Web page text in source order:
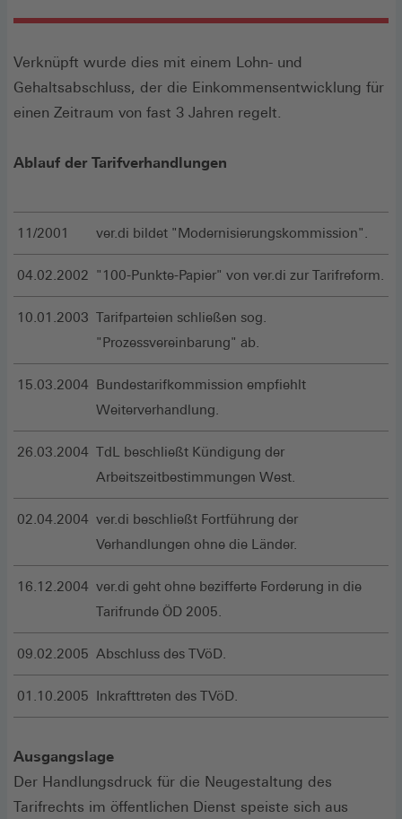
Verknüpft wurde dies mit einem Lohn- und
Gehaltsabschluss, der die Einkommensentwicklung für
einen Zeitraum von fast 3 Jahren regelt.
Ablauf der Tarifverhandlungen
11/2001 ver.di bildet "Modernisierungskommission".
04.02.2002 "100-Punkte-Papier" von ver.di zur Tarifreform.
10.01.2003 Tarifparteien schließen sog.
"Prozessvereinbarung" ab.
15.03.2004 Bundestarifkommission empfiehlt
Weiterverhandlung.
26.03.2004 TdL beschließt Kündigung der
Arbeitszeitbestimmungen West.
02.04.2004 ver.di beschließt Fortführung der
Verhandlungen ohne die Länder.
16.12.2004 ver.di geht ohne bezifferte Forderung in die
Tarifrunde ÖD 2005.
09.02.2005 Abschluss des TVöD.
01.10.2005 Inkrafttreten des TVöD.
Ausgangslage
Der Handlungsdruck für die Neugestaltung des
Tarifrechts im öffentlichen Dienst speiste sich aus